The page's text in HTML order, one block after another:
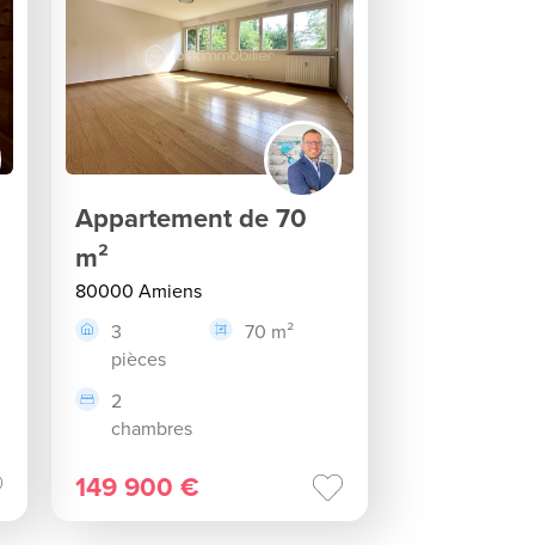
Appartement de 70
m²
80000 Amiens
3
pièces
70 m²
2
chambres
149 900 €